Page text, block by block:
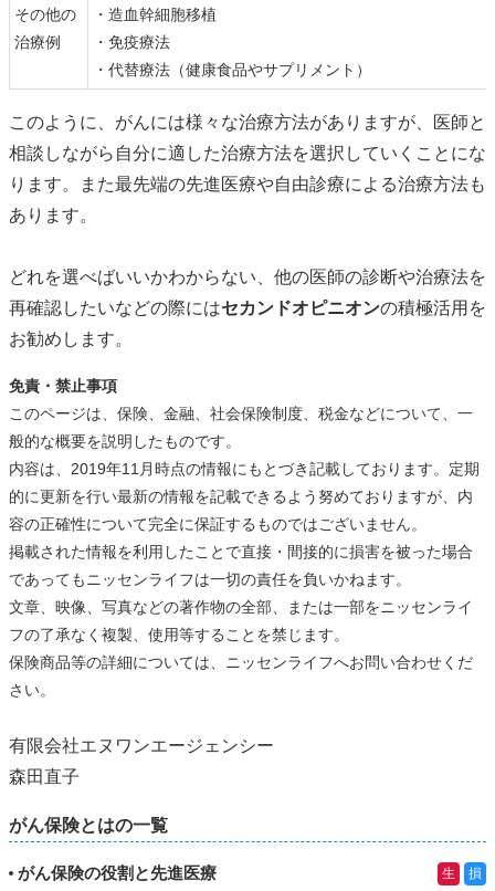
その他の
治療例
・造血幹細胞移植
・免疫療法
・代替療法（健康食品やサプリメント）
このように、がんには様々な治療方法がありますが、医師と
相談しながら自分に適した治療方法を選択していくことにな
ります。また最先端の先進医療や自由診療による治療方法も
あります。
どれを選べばいいかわからない、他の医師の診断や治療法を
再確認したいなどの際にはセカンドオピニオンの積極活用を
お勧めします。
免責・禁止事項
このページは、保険、金融、社会保険制度、税金などについて、一
般的な概要を説明したものです。
内容は、2019年11月時点の情報にもとづき記載しております。定期
的に更新を行い最新の情報を記載できるよう努めておりますが、内
容の正確性について完全に保証するものではございません。
掲載された情報を利用したことで直接・間接的に損害を被った場合
であってもニッセンライフは一切の責任を負いかねます。
文章、映像、写真などの著作物の全部、または一部をニッセンライ
フの了承なく複製、使用等することを禁じます。
保険商品等の詳細については、ニッセンライフへお問い合わせくだ
さい。
有限会社エヌワンエージェンシー
森田直子
がん保険とはの一覧
がん保険の役割と先進医療 生 損